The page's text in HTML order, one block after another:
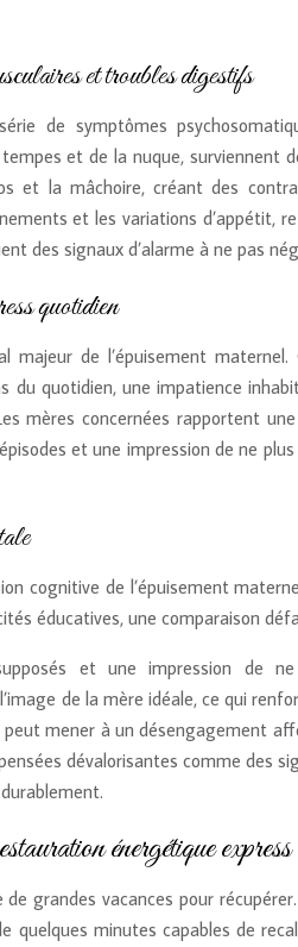
et troubles digestifs
de symptômes
et de la nuque, surviennent
et la mâchoire, créant des
et les variations d’appétit,
des signaux d’alarme à ne pas
quotidien
majeur de l’épuisement
quotidien, une impatience
mères concernées rapportent
et une impression de ne
cognitive de l’épuisement
éducatives, une comparaison
et une impression de
de la mère idéale, ce qui
mener à un désengagement
dévalorisantes comme des
énergétique express
grandes vacances pour
quelques minutes capables de